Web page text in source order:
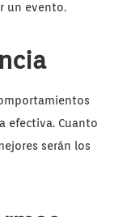
un evento.
efectiva. Cuanto
serán los